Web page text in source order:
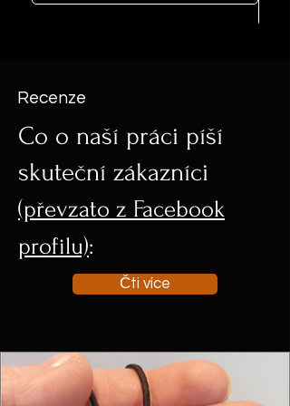
Recenze
Co o naší práci píší
skuteční zákazníci
(převzato z Facebook
profilu):
Čti více